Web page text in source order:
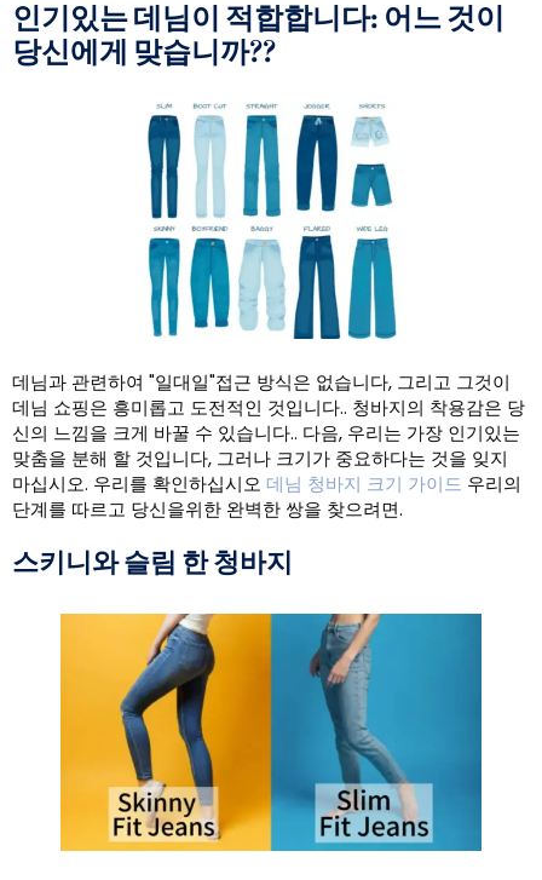
인기있는 데님이 적합합니다: 어느 것이
당신에게 맞습니까??
데님과 관련하여 "일대일"접근 방식은 없습니다, 그리고 그것이
데님 쇼핑은 흥미롭고 도전적인 것입니다.. 청바지의 착용감은 당
신의 느낌을 크게 바꿀 수 있습니다.. 다음, 우리는 가장 인기있는
맞춤을 ​​분해 할 것입니다, 그러나 크기가 중요하다는 것을 잊지
마십시오. 우리를 확인하십시오 데님 청바지 크기 가이드 우리의
단계를 따르고 당신을위한 완벽한 쌍을 찾으려면.
스키니와 슬림 한 청바지